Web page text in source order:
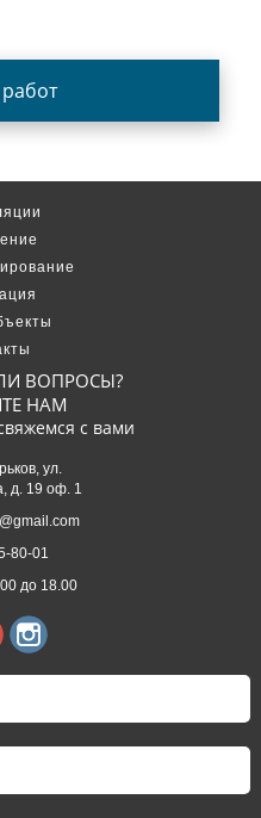
ВОПРОСЫ?
НАМ
с вами
ул.
д. 19 оф. 1
80-01
до 18.00